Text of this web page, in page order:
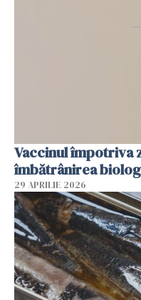
Vaccinul împotriva
îmbătrânirea
29 APRILIE 2026